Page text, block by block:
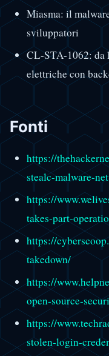
Miasma: il
sviluppatori
CL-STA-1062: da
elettriche con
Fonti
https://
stealc-malware-
https://
takes-part-
https://
takedown/
https://
open-source-
https://
stolen-login-